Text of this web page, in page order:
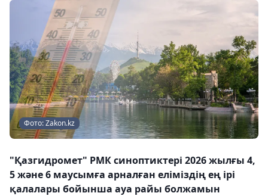
Фото: Zakon.kz
"Қазгидромет" РМК синоптиктері 2026 жылғы 4,
5 және 6 маусымға арналған еліміздің ең ірі
қалалары бойынша ауа райы болжамын